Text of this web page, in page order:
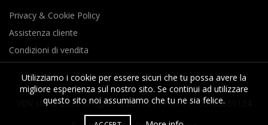
Privacy & Cookie Policy
Assistenza cliente
Condizioni di vendita
VDV srls © 2020 All rights reserved P.IVA / C.F.: 03763850124
Utilizziamo i cookie per essere sicuri che tu possa avere la
migliore esperienza sul nostro sito. Se continui ad utilizzare
questo sito noi assumiamo che tu ne sia felice.